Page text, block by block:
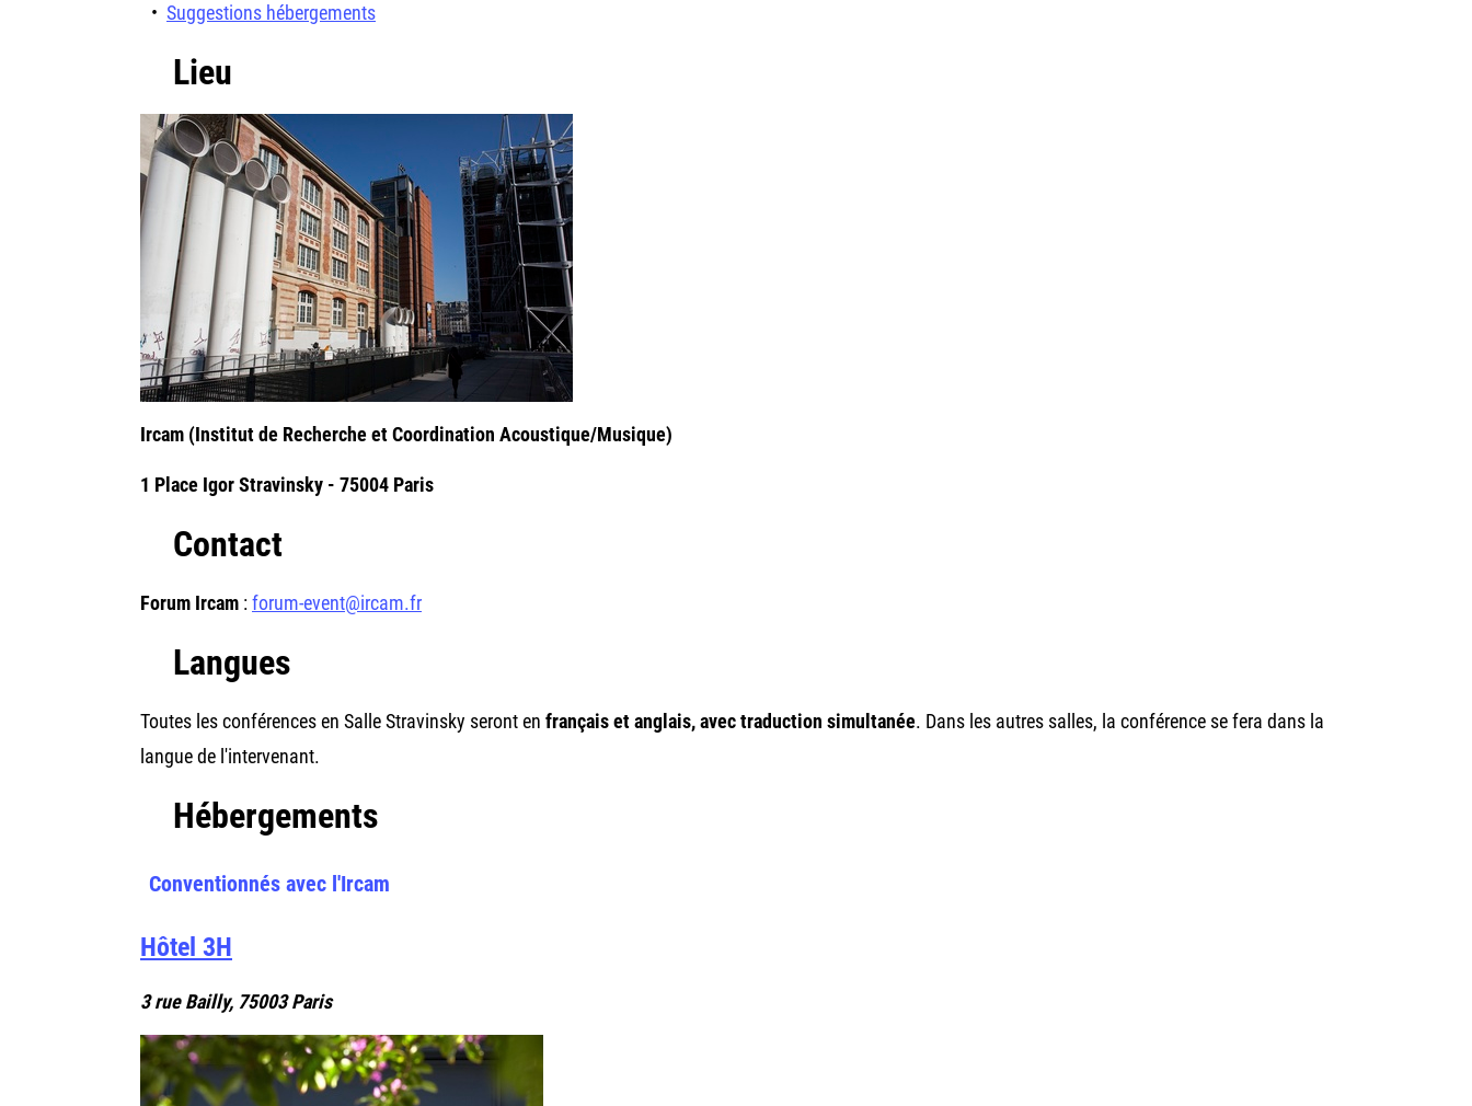
Suggestions hébergements
Lieu
Ircam (Institut de Recherche et Coordination Acoustique/Musique)
1 Place Igor Stravinsky - 75004 Paris
Contact
Forum Ircam :forum-event@ircam.fr
Langues
Toutes les conférences en Salle Stravinsky seront en français et anglais, avec traduction simultanée. Dans les autres salles, la conférence se fera dans la
langue de l'intervenant.
Hébergements
Conventionnés avec l'Ircam
Hôtel 3H
3 rue Bailly, 75003 Paris